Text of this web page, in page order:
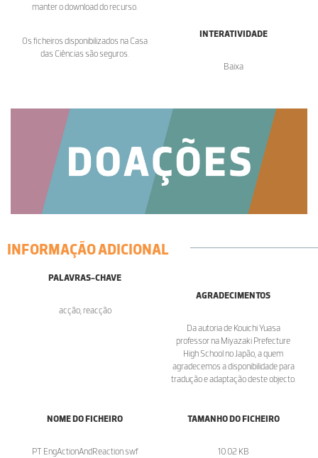
manter o download do recurso.
Os ficheiros disponibilizados na Casa
das Ciências são seguros.
INTERATIVIDADE
Baixa
INFORMAÇÃO ADICIONAL
PALAVRAS-CHAVE
acção, reacção
AGRADECIMENTOS
Da autoria de Kouichi Yuasa
professor na Miyazaki Prefecture
High School no Japão, a quem
agradecemos a disponibilidade para
tradução e adaptação deste objecto.
NOME DO FICHEIRO
PT EngActionAndReaction.swf
TAMANHO DO FICHEIRO
10.02 KB